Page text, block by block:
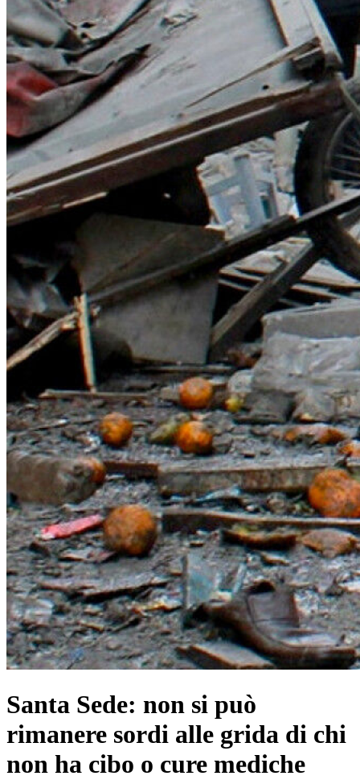
Santa Sede: non si può
rimanere sordi alle grida di chi
non ha cibo o cure mediche